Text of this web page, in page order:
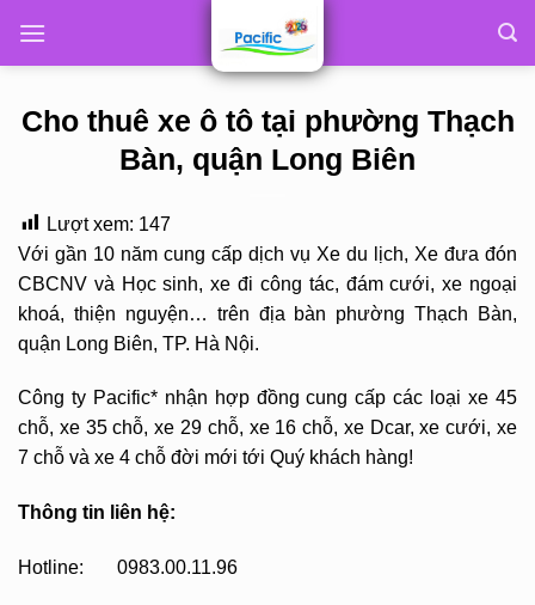
Cho thuê xe ô tô tại phường Thạch
Bàn, quận Long Biên
Lượt xem: 147
Với gần 10 năm cung cấp dịch vụ Xe du lịch, Xe đưa đón
CBCNV và Học sinh, xe đi công tác, đám cưới, xe ngoại
khoá, thiện nguyện… trên địa bàn phường Thạch Bàn,
quận Long Biên, TP. Hà Nội.
Công ty Pacific* nhận hợp đồng cung cấp các loại xe 45
chỗ, xe 35 chỗ, xe 29 chỗ, xe 16 chỗ, xe Dcar, xe cưới, xe
7 chỗ và xe 4 chỗ đời mới tới Quý khách hàng!
Thông tin liên hệ:
Hotline: 0983.00.11.96